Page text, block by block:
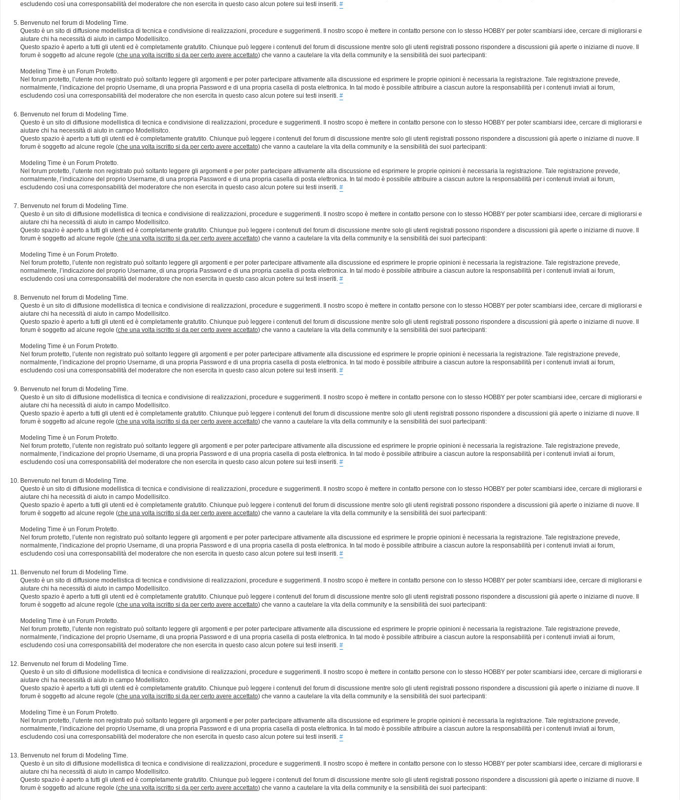
escludendo così una corresponsabilità del moderatore che non esercita in questo caso alcun potere sui testi inseriti. #
Benvenuto nel forum di Modeling Time.
Questo è un sito di diffusione modellistica di tecnica e condivisione di realizzazioni, procedure e suggerimenti. Il nostro scopo è mettere in contatto persone con lo stesso HOBBY per poter scambiarsi idee, cercare di migliorarsi e
aiutare chi ha necessità di aiuto in campo Modellisitco.
Questo spazio è aperto a tutti gli utenti ed è completamente gratutito. Chiunque può leggere i contenuti del forum di discussione mentre solo gli utenti registrati possono rispondere a discussioni già aperte o iniziarne di nuove. Il
forum è soggetto ad alcune regole (che una volta iscritto si da per certo avere accettato) che vanno a cautelare la vita della community e la sensibilità dei suoi partecipanti:
Modeling Time è un Forum Protetto.
Nel forum protetto, l’utente non registrato può soltanto leggere gli argomenti e per poter partecipare attivamente alla discussione ed esprimere le proprie opinioni è necessaria la registrazione. Tale registrazione prevede,
normalmente, l’indicazione del proprio Username, di una propria Password e di una propria casella di posta elettronica. In tal modo è possibile attribuire a ciascun autore la responsabilità per i contenuti inviati ai forum,
escludendo così una corresponsabilità del moderatore che non esercita in questo caso alcun potere sui testi inseriti. #
Benvenuto nel forum di Modeling Time.
Questo è un sito di diffusione modellistica di tecnica e condivisione di realizzazioni, procedure e suggerimenti. Il nostro scopo è mettere in contatto persone con lo stesso HOBBY per poter scambiarsi idee, cercare di migliorarsi e
aiutare chi ha necessità di aiuto in campo Modellisitco.
Questo spazio è aperto a tutti gli utenti ed è completamente gratutito. Chiunque può leggere i contenuti del forum di discussione mentre solo gli utenti registrati possono rispondere a discussioni già aperte o iniziarne di nuove. Il
forum è soggetto ad alcune regole (che una volta iscritto si da per certo avere accettato) che vanno a cautelare la vita della community e la sensibilità dei suoi partecipanti:
Modeling Time è un Forum Protetto.
Nel forum protetto, l’utente non registrato può soltanto leggere gli argomenti e per poter partecipare attivamente alla discussione ed esprimere le proprie opinioni è necessaria la registrazione. Tale registrazione prevede,
normalmente, l’indicazione del proprio Username, di una propria Password e di una propria casella di posta elettronica. In tal modo è possibile attribuire a ciascun autore la responsabilità per i contenuti inviati ai forum,
escludendo così una corresponsabilità del moderatore che non esercita in questo caso alcun potere sui testi inseriti. #
Benvenuto nel forum di Modeling Time.
Questo è un sito di diffusione modellistica di tecnica e condivisione di realizzazioni, procedure e suggerimenti. Il nostro scopo è mettere in contatto persone con lo stesso HOBBY per poter scambiarsi idee, cercare di migliorarsi e
aiutare chi ha necessità di aiuto in campo Modellisitco.
Questo spazio è aperto a tutti gli utenti ed è completamente gratutito. Chiunque può leggere i contenuti del forum di discussione mentre solo gli utenti registrati possono rispondere a discussioni già aperte o iniziarne di nuove. Il
forum è soggetto ad alcune regole (che una volta iscritto si da per certo avere accettato) che vanno a cautelare la vita della community e la sensibilità dei suoi partecipanti:
Modeling Time è un Forum Protetto.
Nel forum protetto, l’utente non registrato può soltanto leggere gli argomenti e per poter partecipare attivamente alla discussione ed esprimere le proprie opinioni è necessaria la registrazione. Tale registrazione prevede,
normalmente, l’indicazione del proprio Username, di una propria Password e di una propria casella di posta elettronica. In tal modo è possibile attribuire a ciascun autore la responsabilità per i contenuti inviati ai forum,
escludendo così una corresponsabilità del moderatore che non esercita in questo caso alcun potere sui testi inseriti. #
Benvenuto nel forum di Modeling Time.
Questo è un sito di diffusione modellistica di tecnica e condivisione di realizzazioni, procedure e suggerimenti. Il nostro scopo è mettere in contatto persone con lo stesso HOBBY per poter scambiarsi idee, cercare di migliorarsi e
aiutare chi ha necessità di aiuto in campo Modellisitco.
Questo spazio è aperto a tutti gli utenti ed è completamente gratutito. Chiunque può leggere i contenuti del forum di discussione mentre solo gli utenti registrati possono rispondere a discussioni già aperte o iniziarne di nuove. Il
forum è soggetto ad alcune regole (che una volta iscritto si da per certo avere accettato) che vanno a cautelare la vita della community e la sensibilità dei suoi partecipanti:
Modeling Time è un Forum Protetto.
Nel forum protetto, l’utente non registrato può soltanto leggere gli argomenti e per poter partecipare attivamente alla discussione ed esprimere le proprie opinioni è necessaria la registrazione. Tale registrazione prevede,
normalmente, l’indicazione del proprio Username, di una propria Password e di una propria casella di posta elettronica. In tal modo è possibile attribuire a ciascun autore la responsabilità per i contenuti inviati ai forum,
escludendo così una corresponsabilità del moderatore che non esercita in questo caso alcun potere sui testi inseriti. #
Benvenuto nel forum di Modeling Time.
Questo è un sito di diffusione modellistica di tecnica e condivisione di realizzazioni, procedure e suggerimenti. Il nostro scopo è mettere in contatto persone con lo stesso HOBBY per poter scambiarsi idee, cercare di migliorarsi e
aiutare chi ha necessità di aiuto in campo Modellisitco.
Questo spazio è aperto a tutti gli utenti ed è completamente gratutito. Chiunque può leggere i contenuti del forum di discussione mentre solo gli utenti registrati possono rispondere a discussioni già aperte o iniziarne di nuove. Il
forum è soggetto ad alcune regole (che una volta iscritto si da per certo avere accettato) che vanno a cautelare la vita della community e la sensibilità dei suoi partecipanti:
Modeling Time è un Forum Protetto.
Nel forum protetto, l’utente non registrato può soltanto leggere gli argomenti e per poter partecipare attivamente alla discussione ed esprimere le proprie opinioni è necessaria la registrazione. Tale registrazione prevede,
normalmente, l’indicazione del proprio Username, di una propria Password e di una propria casella di posta elettronica. In tal modo è possibile attribuire a ciascun autore la responsabilità per i contenuti inviati ai forum,
escludendo così una corresponsabilità del moderatore che non esercita in questo caso alcun potere sui testi inseriti. #
Benvenuto nel forum di Modeling Time.
Questo è un sito di diffusione modellistica di tecnica e condivisione di realizzazioni, procedure e suggerimenti. Il nostro scopo è mettere in contatto persone con lo stesso HOBBY per poter scambiarsi idee, cercare di migliorarsi e
aiutare chi ha necessità di aiuto in campo Modellisitco.
Questo spazio è aperto a tutti gli utenti ed è completamente gratutito. Chiunque può leggere i contenuti del forum di discussione mentre solo gli utenti registrati possono rispondere a discussioni già aperte o iniziarne di nuove. Il
forum è soggetto ad alcune regole (che una volta iscritto si da per certo avere accettato) che vanno a cautelare la vita della community e la sensibilità dei suoi partecipanti:
Modeling Time è un Forum Protetto.
Nel forum protetto, l’utente non registrato può soltanto leggere gli argomenti e per poter partecipare attivamente alla discussione ed esprimere le proprie opinioni è necessaria la registrazione. Tale registrazione prevede,
normalmente, l’indicazione del proprio Username, di una propria Password e di una propria casella di posta elettronica. In tal modo è possibile attribuire a ciascun autore la responsabilità per i contenuti inviati ai forum,
escludendo così una corresponsabilità del moderatore che non esercita in questo caso alcun potere sui testi inseriti. #
Benvenuto nel forum di Modeling Time.
Questo è un sito di diffusione modellistica di tecnica e condivisione di realizzazioni, procedure e suggerimenti. Il nostro scopo è mettere in contatto persone con lo stesso HOBBY per poter scambiarsi idee, cercare di migliorarsi e
aiutare chi ha necessità di aiuto in campo Modellisitco.
Questo spazio è aperto a tutti gli utenti ed è completamente gratutito. Chiunque può leggere i contenuti del forum di discussione mentre solo gli utenti registrati possono rispondere a discussioni già aperte o iniziarne di nuove. Il
forum è soggetto ad alcune regole (che una volta iscritto si da per certo avere accettato) che vanno a cautelare la vita della community e la sensibilità dei suoi partecipanti:
Modeling Time è un Forum Protetto.
Nel forum protetto, l’utente non registrato può soltanto leggere gli argomenti e per poter partecipare attivamente alla discussione ed esprimere le proprie opinioni è necessaria la registrazione. Tale registrazione prevede,
normalmente, l’indicazione del proprio Username, di una propria Password e di una propria casella di posta elettronica. In tal modo è possibile attribuire a ciascun autore la responsabilità per i contenuti inviati ai forum,
escludendo così una corresponsabilità del moderatore che non esercita in questo caso alcun potere sui testi inseriti. #
Benvenuto nel forum di Modeling Time.
Questo è un sito di diffusione modellistica di tecnica e condivisione di realizzazioni, procedure e suggerimenti. Il nostro scopo è mettere in contatto persone con lo stesso HOBBY per poter scambiarsi idee, cercare di migliorarsi e
aiutare chi ha necessità di aiuto in campo Modellisitco.
Questo spazio è aperto a tutti gli utenti ed è completamente gratutito. Chiunque può leggere i contenuti del forum di discussione mentre solo gli utenti registrati possono rispondere a discussioni già aperte o iniziarne di nuove. Il
forum è soggetto ad alcune regole (che una volta iscritto si da per certo avere accettato) che vanno a cautelare la vita della community e la sensibilità dei suoi partecipanti:
Modeling Time è un Forum Protetto.
Nel forum protetto, l’utente non registrato può soltanto leggere gli argomenti e per poter partecipare attivamente alla discussione ed esprimere le proprie opinioni è necessaria la registrazione. Tale registrazione prevede,
normalmente, l’indicazione del proprio Username, di una propria Password e di una propria casella di posta elettronica. In tal modo è possibile attribuire a ciascun autore la responsabilità per i contenuti inviati ai forum,
escludendo così una corresponsabilità del moderatore che non esercita in questo caso alcun potere sui testi inseriti. #
Benvenuto nel forum di Modeling Time.
Questo è un sito di diffusione modellistica di tecnica e condivisione di realizzazioni, procedure e suggerimenti. Il nostro scopo è mettere in contatto persone con lo stesso HOBBY per poter scambiarsi idee, cercare di migliorarsi e
aiutare chi ha necessità di aiuto in campo Modellisitco.
Questo spazio è aperto a tutti gli utenti ed è completamente gratutito. Chiunque può leggere i contenuti del forum di discussione mentre solo gli utenti registrati possono rispondere a discussioni già aperte o iniziarne di nuove. Il
forum è soggetto ad alcune regole (che una volta iscritto si da per certo avere accettato) che vanno a cautelare la vita della community e la sensibilità dei suoi partecipanti: